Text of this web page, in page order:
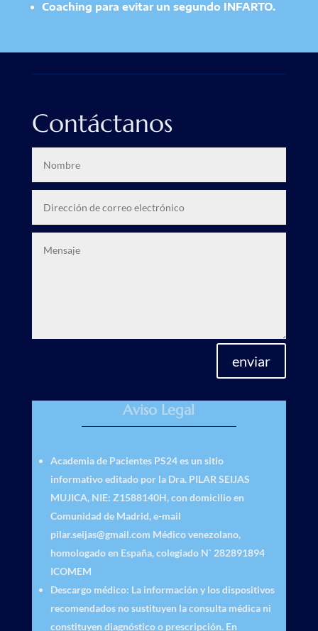
Coaching para evitar un segundo INFARTO.
Contáctanos
enviar
Aviso Legal
Academia de Pacientes PS24es un sitio
informativo editado por la Dra. PILAR SEIJAS
MUJICA, NIE: Z1588140H, con domicilio en
Comunidad de Madrid, e-mail
pilar.seijas@gmail.com Médico venezolano,
homologado en España, colegiado N` 282891894
ICOMEM
Descargo médico: La información y los dispositivos
recomendados no sustituyen la consulta médica ni
constituyen diagnóstico o prescripción. En